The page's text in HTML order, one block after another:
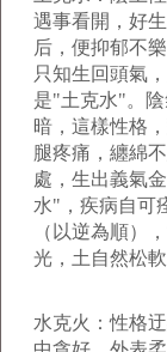
遇事看開，好
后，便抑郁不
只知生回頭氣
是"土克水"。
暗，這樣性格
腿疼痛，纏綿
處，生出義氣
水"，疾病自可
（以逆為順）
光，土自然松
水克火：性格